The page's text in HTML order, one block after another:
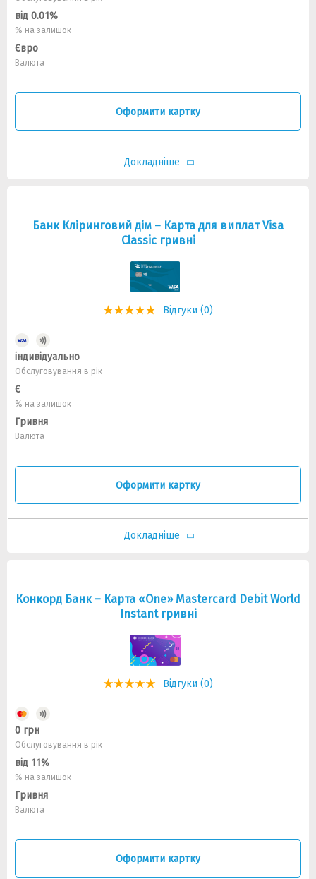
від 0.01%
% на залишок
Євро
Валюта
Оформити картку
Докладніше
Банк Кліринговий дім – Карта для виплат Visa
Classic гривні
Відгуки (0)
індивідуально
Обслуговування в рік
Є
% на залишок
Гривня
Валюта
Оформити картку
Докладніше
Конкорд Банк – Карта «One» Mastercard Debit World
Instant гривні
Відгуки (0)
0 грн
Обслуговування в рік
від 11%
% на залишок
Гривня
Валюта
Оформити картку